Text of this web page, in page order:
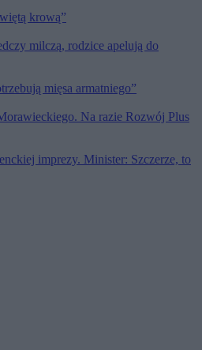
krową”
milczą, rodzice apelują do
mięsa armatniego”
Na razie Rozwój Plus
imprezy. Minister: Szczerze, to